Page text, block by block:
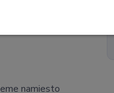
namiesto